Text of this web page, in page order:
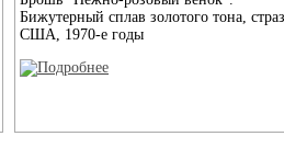
Бижутерный сплав золотого тона,
США, 1970-е годы